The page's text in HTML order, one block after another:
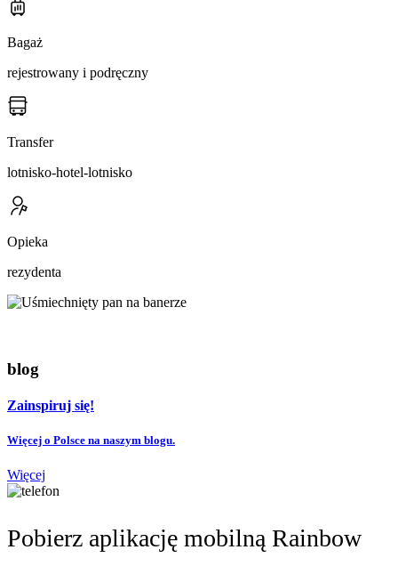
Bagaż
rejestrowany i podręczny
Transfer
lotnisko-hotel-lotnisko
Opieka
rezydenta
blog
Zainspiruj się!
Więcej o Polsce na naszym blogu.
Więcej
Pobierz aplikację mobilną Rainbow